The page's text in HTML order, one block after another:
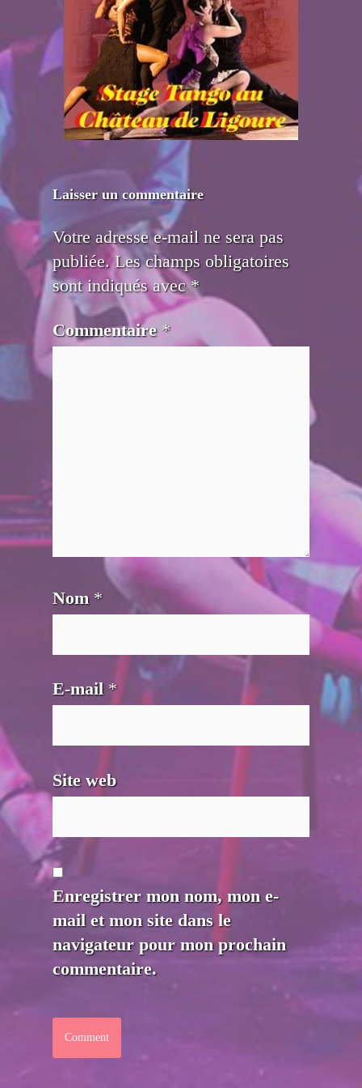
Laisser un commentaire
Votre adresse e-mail ne sera pas
publiée. Les champs obligatoires
sont indiqués avec*
Commentaire *
Nom *
E-mail *
Site web
Enregistrer mon nom, mon e-
mail et mon site dans le
navigateur pour mon prochain
commentaire.